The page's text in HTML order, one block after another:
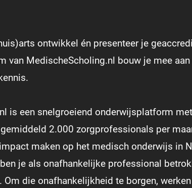
ontwikkel én presenteer je
van MedischeScholing.nl bouw je mee
is een snelgroeiend onderwijsplatform
gemiddeld 2.000 zorgprofessionals per
maken op het medisch onderwijs in
je als onafhankelijke professional
die onafhankelijkheid te borgen,